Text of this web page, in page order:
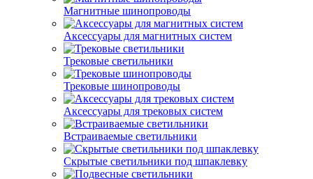
Магнитные шинопроводы
Аксессуары для магнитных систем
Трековые светильники
Трековые шинопроводы
Аксессуары для трековых систем
Встраиваемые светильники
Скрытые светильники под шпаклевку